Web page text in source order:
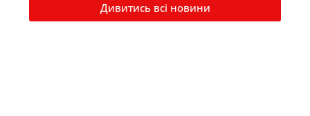
Дивитись всі новини